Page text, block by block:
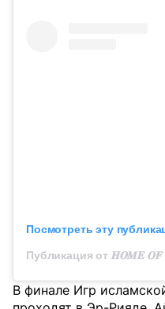
Посмотреть эту
В финале Игр